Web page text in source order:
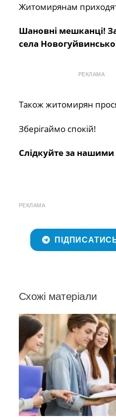
Житомирянам
Шановні мешканці!
села
РЕКЛАМА
Також житомирян
Зберігаймо спокій!
Слідкуйте за
РЕКЛАМА
Схожі матеріали